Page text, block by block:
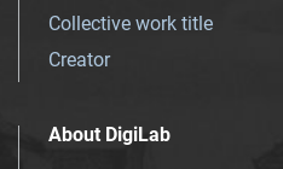
Collective work title
Creator
About DigiLab